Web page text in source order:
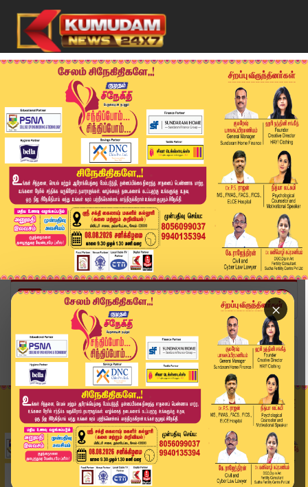
×
Home
அண்மை
தவெகவில் இணையப் போகிறாரா சி.வி.சண்முகம்? திண்டி...